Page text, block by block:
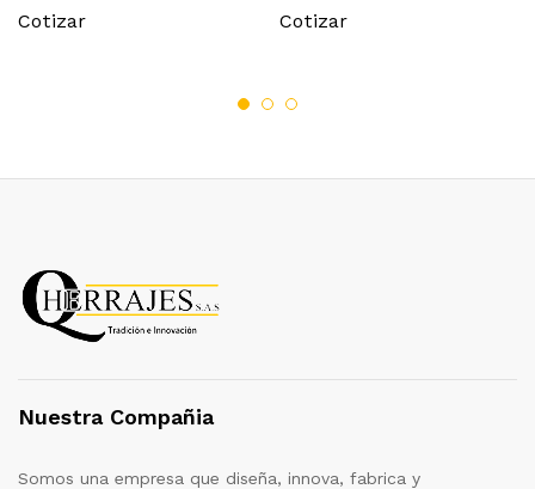
Cotizar Cotizar
Nuestra Compañia
Somos una empresa que diseña, innova, fabrica y